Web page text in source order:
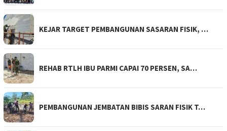
KEJAR TARGET PEMBANGUNAN SASARAN FISIK, …
REHAB RTLH IBU PARMI CAPAI 70 PERSEN, SA…
PEMBANGUNAN JEMBATAN BIBIS SARAN FISIK T…